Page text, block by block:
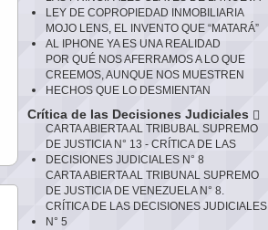
LEY DE COPROPIEDAD INMOBILIARIA
MOJO LENS, EL INVENTO QUE “MATARÁ”
AL IPHONE YA ES UNA REALIDAD
POR QUÉ NOS AFERRAMOS A LO QUE
CREEMOS, AUNQUE NOS MUESTREN
HECHOS QUE LO DESMIENTAN
Crítica de las Decisiones Judiciales
CARTA ABIERTA AL TRIBUBAL SUPREMO
DE JUSTICIA N° 13 - CRÍTICA DE LAS
DECISIONES JUDICIALES N° 8
CARTA ABIERTA AL TRIBUNAL SUPREMO
DE JUSTICIA DE VENEZUELA N° 8.
CRÍTICA DE LAS DECISIONES JUDICIALES
N° 5